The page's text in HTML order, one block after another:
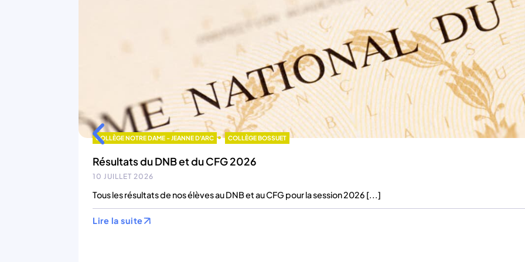
COLLÈGE NOTRE DAME - JEANNE D'ARC • COLLÈGE BOSSUET
Résultats du DNB et du CFG 2026
10 JUILLET 2026
Tous les résultats de nos élèves au DNB et au CFG pour la session 2026 [...]
Lire la suite